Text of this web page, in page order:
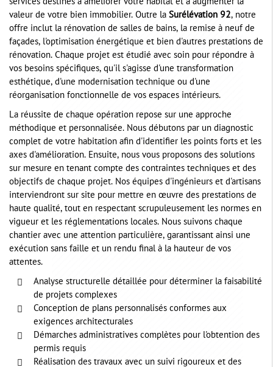
services destinés à améliorer votre habitat et à augmenter la
valeur de votre bien immobilier. Outre la Surélévation 92, notre
offre inclut la rénovation de salles de bains, la remise à neuf de
façades, l'optimisation énergétique et bien d'autres prestations de
rénovation. Chaque projet est étudié avec soin pour répondre à
vos besoins spécifiques, qu'il s'agisse d'une transformation
esthétique, d'une modernisation technique ou d'une
réorganisation fonctionnelle de vos espaces intérieurs.
La réussite de chaque opération repose sur une approche
méthodique et personnalisée. Nous débutons par un diagnostic
complet de votre habitation afin d'identifier les points forts et les
axes d'amélioration. Ensuite, nous vous proposons des solutions
sur mesure en tenant compte des contraintes techniques et des
objectifs de chaque projet. Nos équipes d'ingénieurs et d'artisans
interviendront sur site pour mettre en œuvre des prestations de
haute qualité, tout en respectant scrupuleusement les normes en
vigueur et les réglementations locales. Nous suivons chaque
chantier avec une attention particulière, garantissant ainsi une
exécution sans faille et un rendu final à la hauteur de vos
attentes.
Analyse structurelle détaillée pour déterminer la faisabilité
de projets complexes
Conception de plans personnalisés conformes aux
exigences architecturales
Démarches administratives complètes pour l'obtention des
permis requis
Réalisation des travaux avec un suivi rigoureux et des